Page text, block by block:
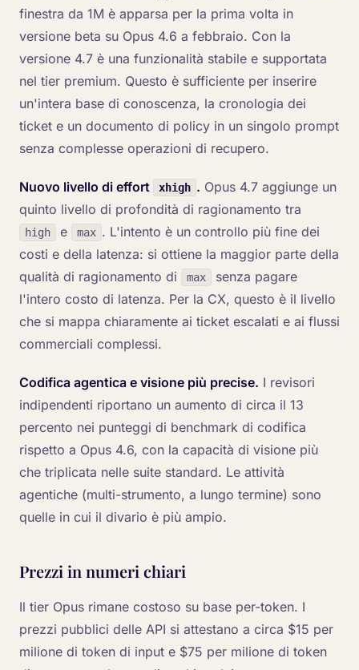
finestra da 1M è apparsa per la prima volta in
versione beta su Opus 4.6 a febbraio. Con la
versione 4.7 è una funzionalità stabile e supportata
nel tier premium. Questo è sufficiente per inserire
un'intera base di conoscenza, la cronologia dei
ticket e un documento di policy in un singolo prompt
senza complesse operazioni di recupero.
Nuovo livello di effort xhigh . Opus 4.7 aggiunge un
quinto livello di profondità di ragionamento tra
high e max . L'intento è un controllo più fine dei
costi e della latenza: si ottiene la maggior parte della
qualità di ragionamento di
max
senza pagare
l'intero costo di latenza. Per la CX, questo è il livello
che si mappa chiaramente ai ticket escalati e ai flussi
commerciali complessi.
Codifica agentica e visione più precise. I revisori
indipendenti riportano un aumento di circa il 13
percento nei punteggi di benchmark di codifica
rispetto a Opus 4.6, con la capacità di visione più
che triplicata nelle suite standard. Le attività
agentiche (multi-strumento, a lungo termine) sono
quelle in cui il divario è più ampio.
Prezzi in numeri chiari
Il tier Opus rimane costoso su base per-token. I
prezzi pubblici delle API si attestano a circa $15 per
milione di token di input e $75 per milione di token